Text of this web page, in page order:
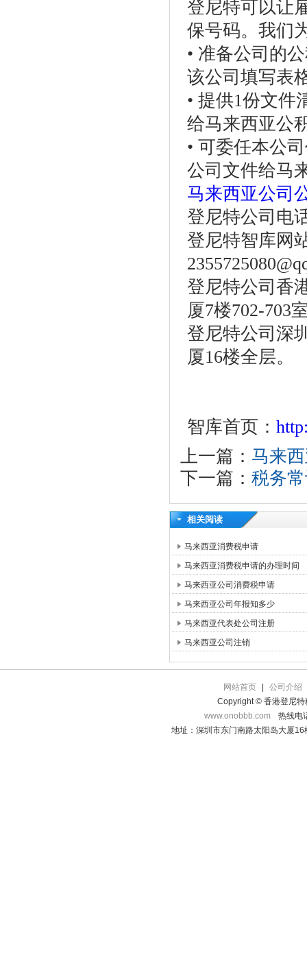
登尼特可以让
保号码。我们
• 准备公司的
该公司填写表
• 提供1份文件
给马来西亚公
• 可委任本公
公司文件给马
马来西亚公司
登尼特公司电
登尼特智库网
登尼特公司香
厦7楼702-703
登尼特公司深
厦16楼全层。
智库首页：
上一篇： 马来
下一篇： 税务
相关阅读
马来西亚消费税申请
马来西亚消费税申请的办理时间
马来西亚公司消费税申请
马来西亚公司年报知多少
马来西亚代表处公司注册
马来西亚公司注销
网站首页
公司介绍
Copyright © 香港登尼特
www.onobbb.com
热线电
地址：深圳市东门南路太阳岛大厦